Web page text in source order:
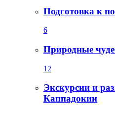
Подготовка к
6
Природные
12
Экскурсии и
Каппадокии